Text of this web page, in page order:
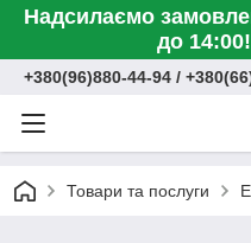
Надсилаємо
до
+380(96)880-44-94 /
Товари та послуги